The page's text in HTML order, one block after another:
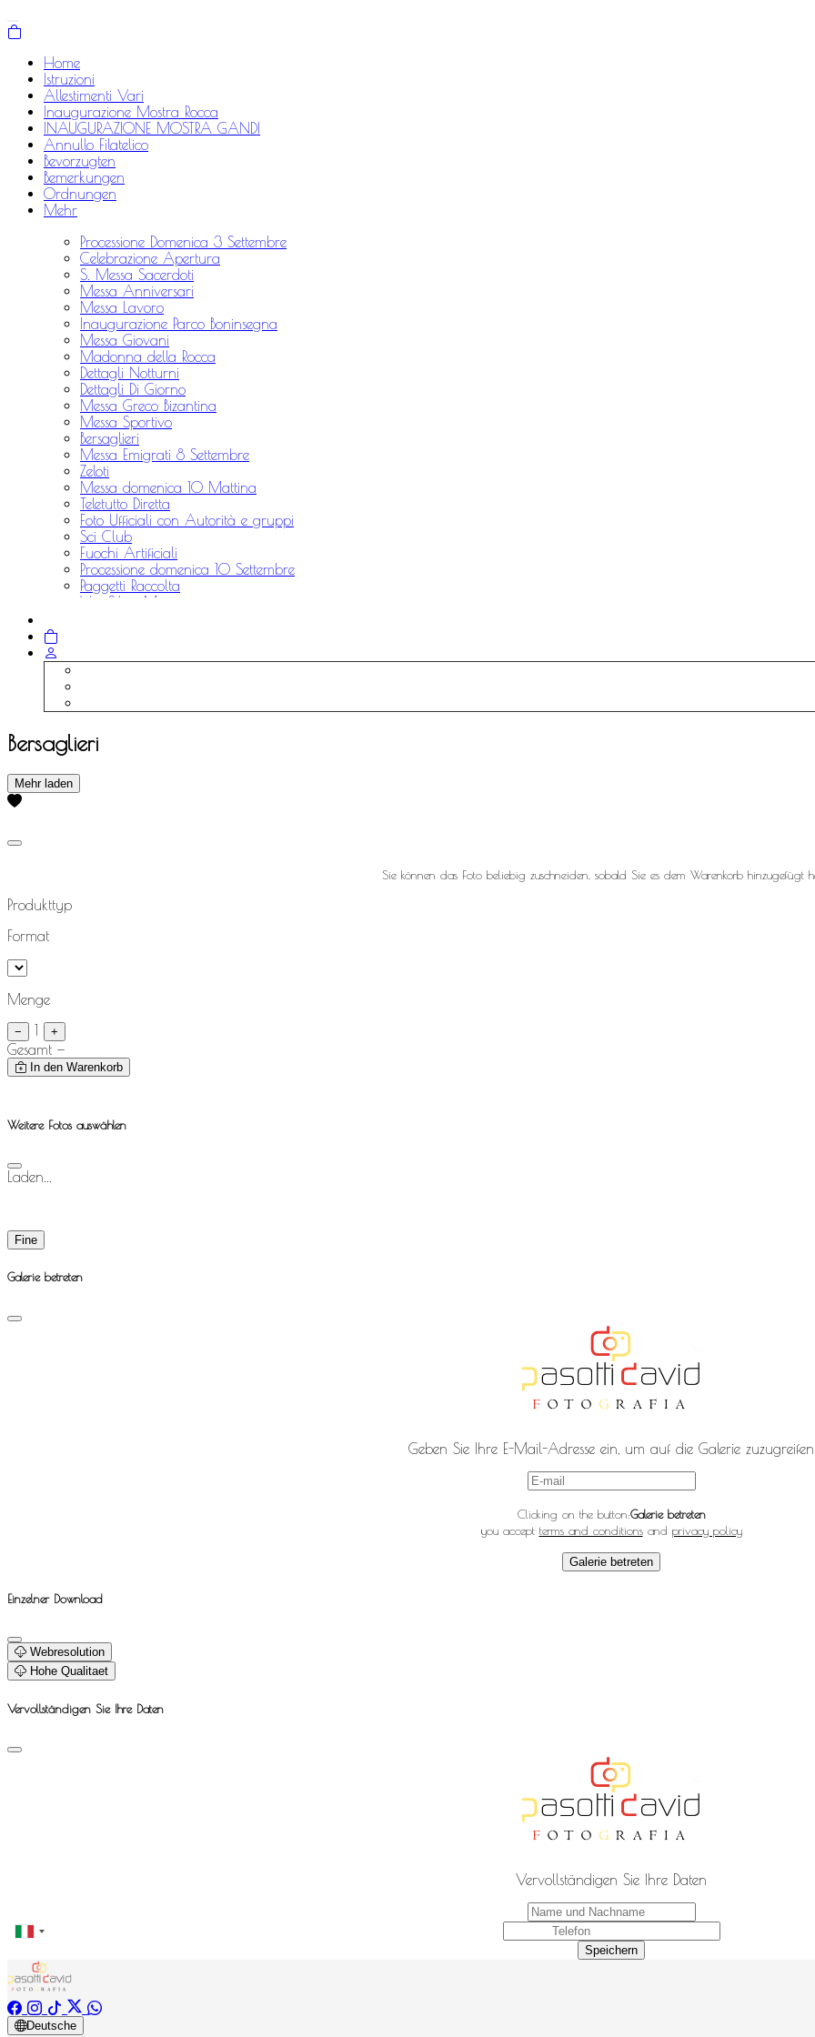
Home
Istruzioni
Allestimenti Vari
Inaugurazione Mostra Rocca
INAUGURAZIONE MOSTRA GANDI
Annullo Filatelico
Bevorzugten
Bemerkungen
Ordnungen
Mehr
Processione Domenica 3 Settembre
Celebrazione Apertura
S. Messa Sacerdoti
Messa Anniversari
Messa Lavoro
Inaugurazione Parco Boninsegna
Messa Giovani
Madonna della Rocca
Dettagli Notturni
Dettagli Di Giorno
Messa Greco Bizantina
Messa Sportivo
Bersaglieri
Messa Emigrati 8 Settembre
Zeloti
Messa domenica 10 Mattina
Teletutto Diretta
Foto Ufficiali con Autorità e gruppi
Sci Club
Fuochi Artificiali
Processione domenica 10 Settembre
Paggetti Raccolta
Via Silvio Moretti
Bersaglieri
Mehr laden
Sie können das Foto beliebig zuschneiden, sobald Sie es dem Warenkorb hinzugefügt
Produkttyp
Format
Menge
− 1 +
Gesamt —
In den Warenkorb
Weitere Fotos auswählen
Laden...
Fine
Galerie betreten
Geben Sie Ihre E-Mail-Adresse ein, um auf die Galerie zuzugreifen
Clicking on the button:Galerie betreten
you accept terms and conditionsand privacy policy
Galerie betreten
Einzelner Download
Webresolution
Hohe Qualitaet
Vervollständigen Sie Ihre Daten
Vervollständigen Sie Ihre Daten
Speichern
Deutsche